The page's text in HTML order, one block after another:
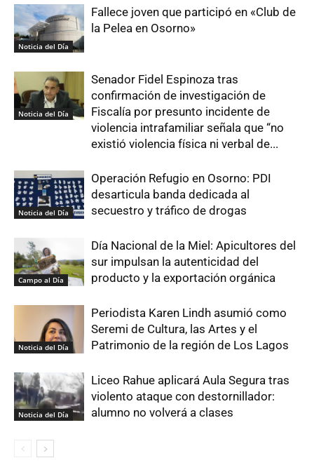
Noticia del Día
Fallece joven que participó en «Club de
la Pelea en Osorno»
Noticia del Día
Senador Fidel Espinoza tras
confirmación de investigación de
Fiscalía por presunto incidente de
violencia intrafamiliar señala que “no
existió violencia física ni verbal de...
Noticia del Día
Operación Refugio en Osorno: PDI
desarticula banda dedicada al
secuestro y tráfico de drogas
Campo al Día
Día Nacional de la Miel: Apicultores del
sur impulsan la autenticidad del
producto y la exportación orgánica
Noticia del Día
Periodista Karen Lindh asumió como
Seremi de Cultura, las Artes y el
Patrimonio de la región de Los Lagos
Noticia del Día
Liceo Rahue aplicará Aula Segura tras
violento ataque con destornillador:
alumno no volverá a clases